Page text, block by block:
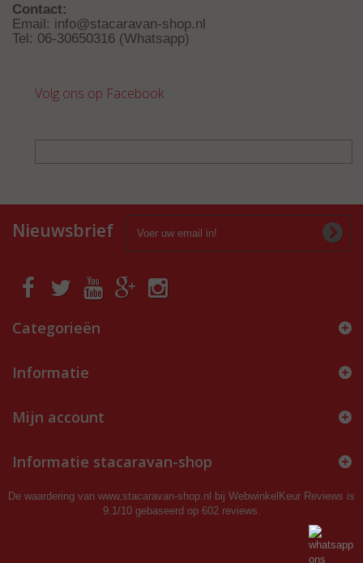
Contact:
Email: info@stacaravan-shop.nl
Tel: 06-30650316 (Whatsapp)
Volg ons op Facebook
Nieuwsbrief
Categorieën
Informatie
Mijn account
Informatie stacaravan-shop
De waardering van www.stacaravan-shop.nl bij WebwinkelKeur Reviews is
9.1/10 gebaseerd op 602 reviews.